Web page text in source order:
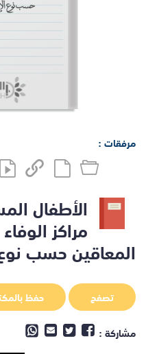
حسب نوع
مرفقات :
الأطفال
مراكز
المعاقين حسب نوع
تصفح
حفظ
مشاركة :